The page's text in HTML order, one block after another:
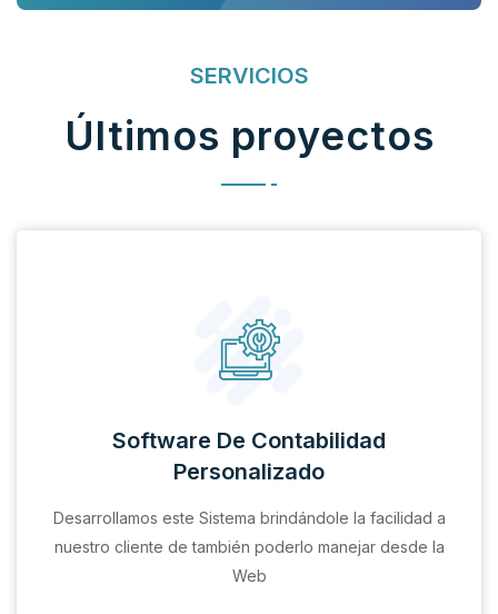
SERVICIOS
Últimos proyectos
Software De Contabilidad
Personalizado
Desarrollamos este Sistema brindándole la facilidad a
nuestro cliente de también poderlo manejar desde la
Web